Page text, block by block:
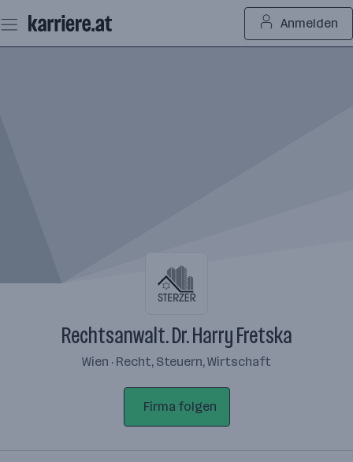
Seiteninhalt
springen
Anmelden
Rechtsanwalt. Dr. Harry Fretska
Wien · Recht, Steuern, Wirtschaft
Firma folgen